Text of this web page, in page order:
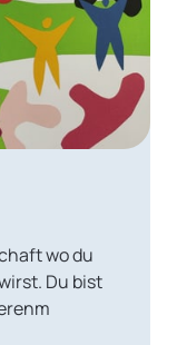
wo du
Du bist